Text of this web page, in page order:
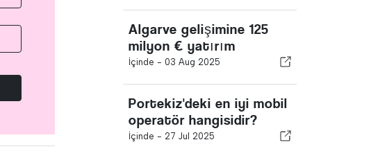
Algarve gelişimine 125
milyon € yatırım
İçinde - 03 Aug 2025
Portekiz'deki en iyi mobil
operatör hangisidir?
İçinde - 27 Jul 2025